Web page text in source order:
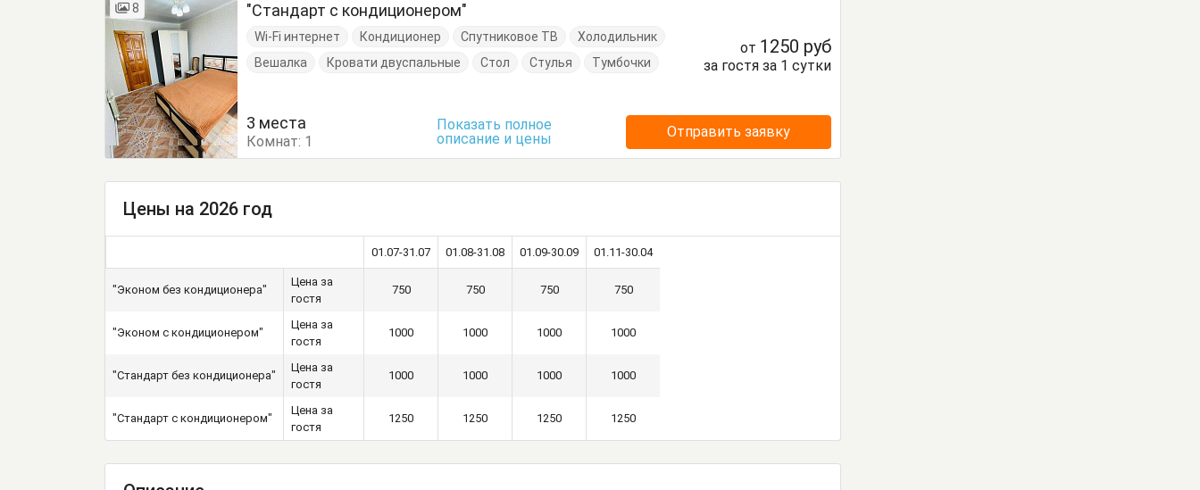
8 "Стандарт с кондиционером"
Wi-Fi интернет Кондиционер Спутниковое ТВ
Холодильник
Вешалка
Кровати двуспальные Стол Стулья Тумбочки
от 1250 руб
за гостя за 1 сутки
3 места
Комнат: 1
Показать полное
описание и цены
Отправить заявку
Цены на 2026 год
01.07-31.07 01.08-31.08 01.09-30.09 01.11-30.04
"Эконом без кондиционера"
Цена за
гостя
750 750 750 750
"Эконом с кондиционером"
Цена за
гостя
1000 1000 1000 1000
"Стандарт без кондиционера"
Цена за
гостя
1000 1000 1000 1000
"Стандарт с кондиционером"
Цена за
гостя
1250 1250 1250 1250